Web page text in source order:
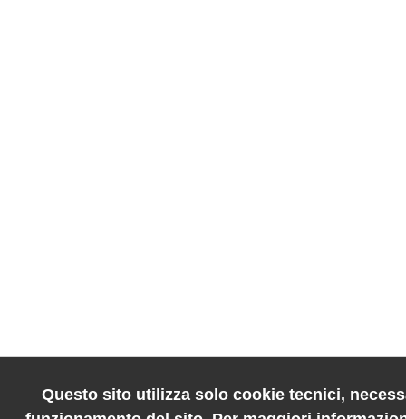
Questo sito utilizza solo cookie tecnici,